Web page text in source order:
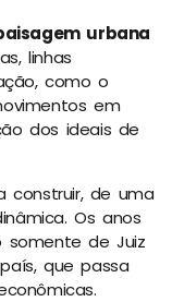
urbana
linhas
como o
em
dos ideais de
construir, de uma
Os anos
somente de Juiz
que passa